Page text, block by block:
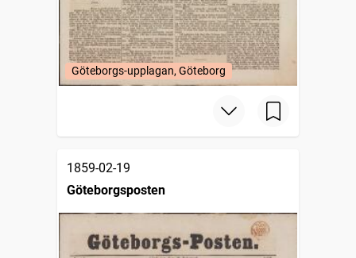
Göteborgs-upplagan, Göteborg
1859-02-19
Göteborgsposten